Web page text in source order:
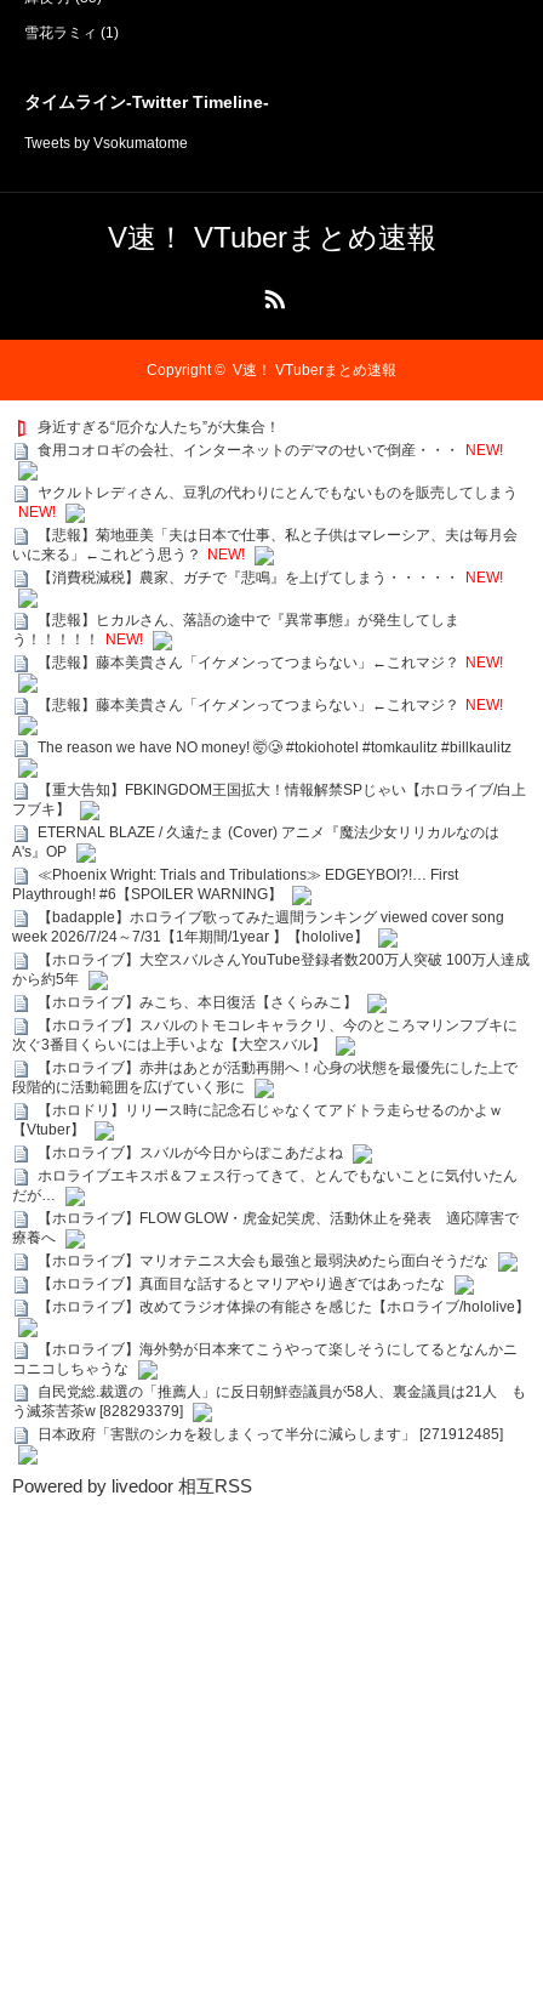
雪花ラミィ (1)
タイムライン-Twitter Timeline-
Tweets by Vsokumatome
V速！ VTuberまとめ速報
Copyright © V速！ VTuberまとめ速報
身近すぎる“厄介な人たち”が大集合！
食用コオロギの会社、インターネットのデマのせいで倒産・・・
NEW!
ヤクルトレディさん、豆乳の代わりにとんでもないものを販売してしまう
NEW!
【悲報】菊地亜美「夫は日本で仕事、私と子供はマレーシア、夫は毎月会
いに来る」←これどう思う？
NEW!
【消費税減税】農家、ガチで『悲鳴』を上げてしまう・・・・・
NEW!
【悲報】ヒカルさん、落語の途中で『異常事態』が発生してしま
う！！！！！
NEW!
【悲報】藤本美貴さん「イケメンってつまらない」←これマジ？
NEW!
【悲報】藤本美貴さん「イケメンってつまらない」←これマジ？ NEW!
The reason we have NO money! 🤯🥲 #tokiohotel #tomkaulitz #billkaulitz
【重大告知】FBKINGDOM王国拡大！情報解禁SPじゃい【ホロライブ/白上
フブキ】
ETERNAL BLAZE / 久遠たま (Cover) アニメ『魔法少女リリカルなのは
A's』OP
≪Phoenix Wright: Trials and Tribulations≫ EDGEYBOI?!… First
Playthrough! #6【SPOILER WARNING】
【badapple】ホロライブ歌ってみた週間ランキング viewed cover song
week 2026/7/24～7/31【1年期間/1year 】【hololive】
【ホロライブ】大空スバルさんYouTube登録者数200万人突破 100万人達成
から約5年
【ホロライブ】みこち、本日復活【さくらみこ】
【ホロライブ】スバルのトモコレキャラクリ、今のところマリンフブキに
次ぐ3番目くらいには上手いよな【大空スバル】
【ホロライブ】赤井はあとが活動再開へ！心身の状態を最優先にした上で
段階的に活動範囲を広げていく形に
【ホロドリ】リリース時に記念石じゃなくてアドトラ走らせるのかよｗ
【Vtuber】
【ホロライブ】スバルが今日からぽこあだよね
ホロライブエキスポ＆フェス行ってきて、とんでもないことに気付いたん
だが…
【ホロライブ】FLOW GLOW・虎金妃笑虎、活動休止を発表 適応障害で
療養へ
【ホロライブ】マリオテニス大会も最強と最弱決めたら面白そうだな
【ホロライブ】真面目な話するとマリアやり過ぎではあったな
【ホロライブ】改めてラジオ体操の有能さを感じた【ホロライブ/hololive】
【ホロライブ】海外勢が日本来てこうやって楽しそうにしてるとなんかニ
コニコしちゃうな
自民党総.裁選の「推薦人」に反日朝鮮壺議員が58人、裏金議員は21人 も
う滅茶苦茶w [828293379]
日本政府「害獣のシカを殺しまくって半分に減らします」 [271912485]
Powered by livedoor 相互RSS